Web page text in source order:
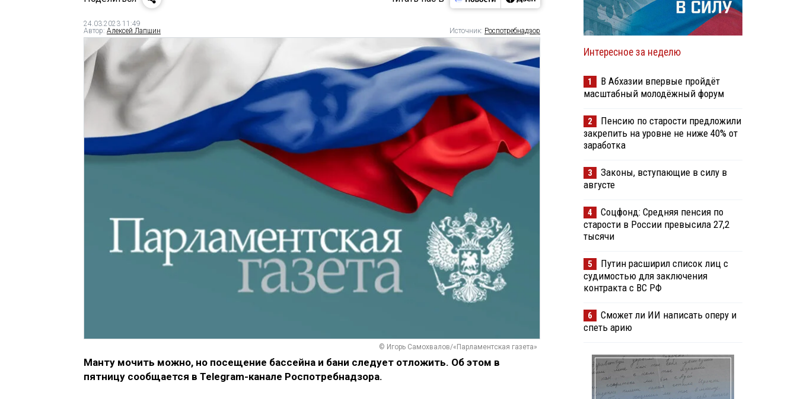
24.03.2023 11:49
Автор: Алексей Лапшин Источник: Роспотребнадзор
© Игорь Самохвалов/«Парламентская газета»
Манту мочить можно, но посещение бассейна и бани следует отложить. Об этом в
пятницу сообщается в Telegram-канале Роспотребнадзора.
Интересное за неделю
1
В Абхазии впервые пройдёт
масштабный молодёжный форум
2
Пенсию по старости предложили
закрепить на уровне не ниже 40% от
заработка
3
Законы, вступающие в силу в
августе
4
Соцфонд: Средняя пенсия по
старости в России превысила 27,2
тысячи
5
Путин расширил список лиц с
судимостью для заключения
контракта с ВС РФ
6
Сможет ли ИИ написать оперу и
спеть арию